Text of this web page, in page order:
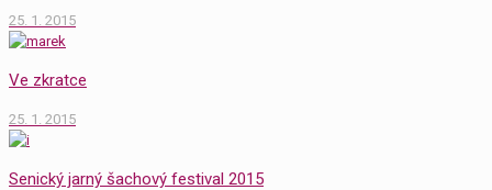
25. 1. 2015
Ve zkratce
25. 1. 2015
Senický jarný šachový festival 2015